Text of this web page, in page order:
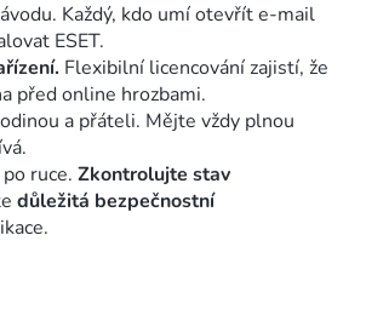
Každý, kdo umí otevřít e-mail
ESET.
Flexibilní licencování zajistí, že
před online hrozbami.
a přáteli. Mějte vždy plnou
ruce. Zkontrolujte stav
důležitá bezpečnostní